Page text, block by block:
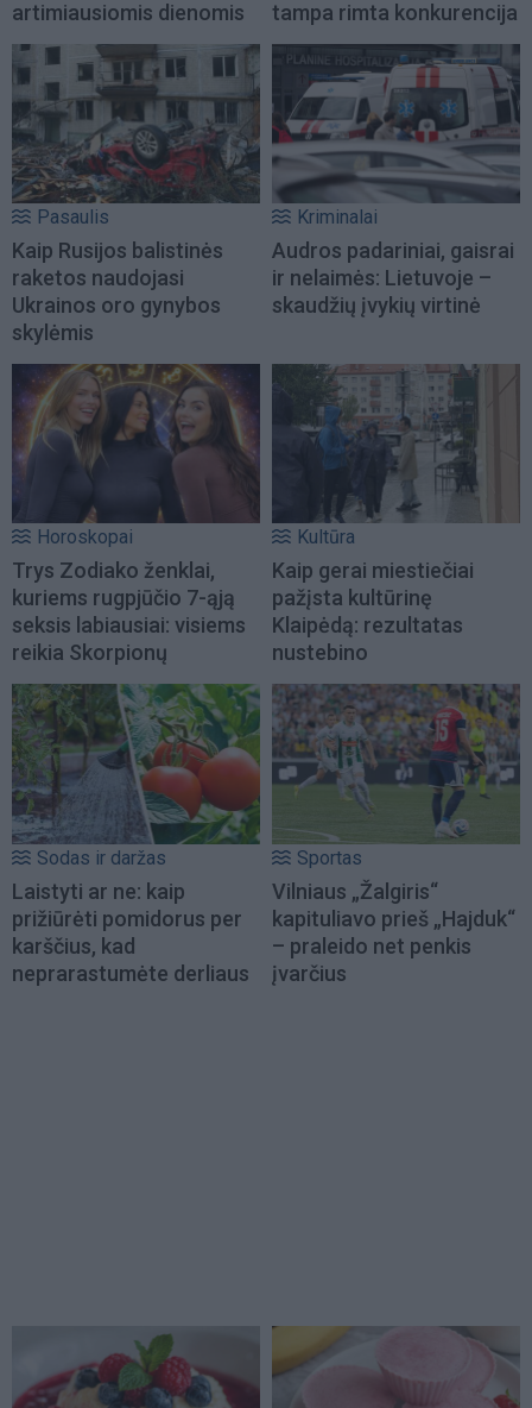
artimiausiomis dienomis tampa rimta konkurencija
Pasaulis
Kaip Rusijos balistinės
raketos naudojasi
Ukrainos oro gynybos
skylėmis
Kriminalai
Audros padariniai, gaisrai
ir nelaimės: Lietuvoje –
skaudžių įvykių virtinė
Horoskopai
Trys Zodiako ženklai,
kuriems rugpjūčio 7-ąją
seksis labiausiai: visiems
reikia Skorpionų
Kultūra
Kaip gerai miestiečiai
pažįsta kultūrinę
Klaipėdą: rezultatas
nustebino
Sodas ir daržas
Laistyti ar ne: kaip
prižiūrėti pomidorus per
karščius, kad
neprarastumėte derliaus
Sportas
Vilniaus „Žalgiris“
kapituliavo prieš „Hajduk“
– praleido net penkis
įvarčius